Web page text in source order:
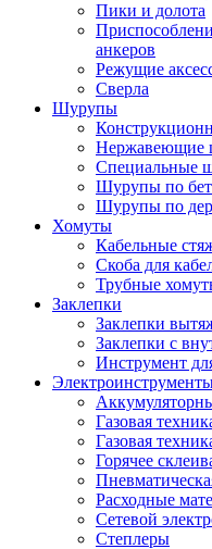
Пики и долота
анкеров
Режущие
Сверла
Шурупы
Нержавеющие
Специальные
Шурупы по
Шурупы по
Хомуты
Кабельные
Скоба для
Трубные
Заклепки
Заклепки
Заклепки с
Инструмент
Газовая
Газовая
Горячее
Расходные
Сетевой
Степлеры